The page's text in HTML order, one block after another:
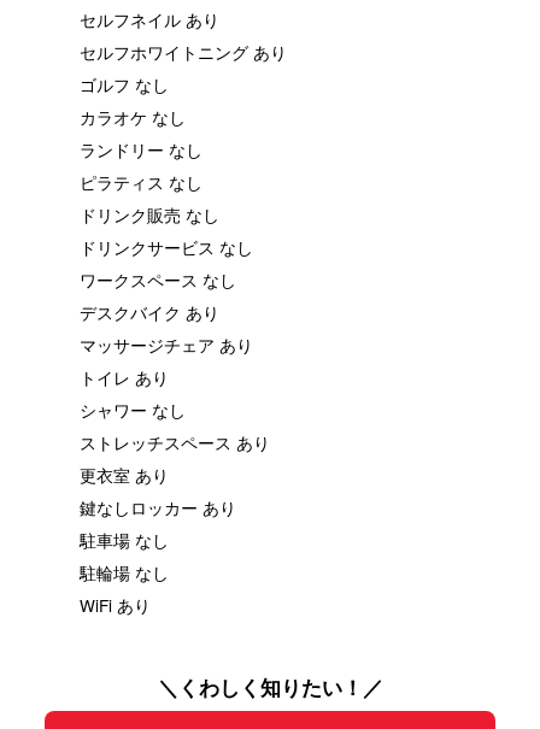
セルフネイル あり
セルフホワイトニング あり
ゴルフ なし
カラオケ なし
ランドリー なし
ピラティス なし
ドリンク販売 なし
ドリンクサービス なし
ワークスペース なし
デスクバイク あり
マッサージチェア あり
トイレ あり
シャワー なし
ストレッチスペース あり
更衣室 あり
鍵なしロッカー あり
駐車場 なし
駐輪場 なし
WiFi あり
＼くわしく知りたい！／